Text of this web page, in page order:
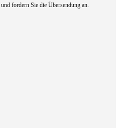
und fordern Sie die Übersendung an.